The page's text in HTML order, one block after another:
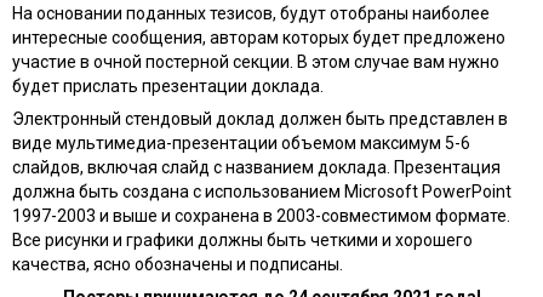
На основании поданных тезисов, будут отобраны наиболее
интересные сообщения, авторам которых будет предложено
участие в очной постерной секции. В этом случае вам нужно
будет прислать презентации доклада.
Электронный стендовый доклад должен быть представлен в
виде мультимедиа-презентации объемом максимум 5-6
слайдов, включая слайд с названием доклада. Презентация
должна быть создана с использованием Microsoft PowerPoint
1997-2003 и выше и сохранена в 2003-совместимом формате.
Все рисунки и графики должны быть четкими и хорошего
качества, ясно обозначены и подписаны.